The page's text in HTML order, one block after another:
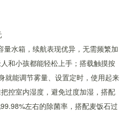
量水箱，续航表现优异，无需频繁加
和小孩都能轻松上手；搭载触摸按
就能调节雾量、设置定时，使用起来
控室内湿度，避免过度加湿，搭配
左右的除菌率，搭配麦饭石过